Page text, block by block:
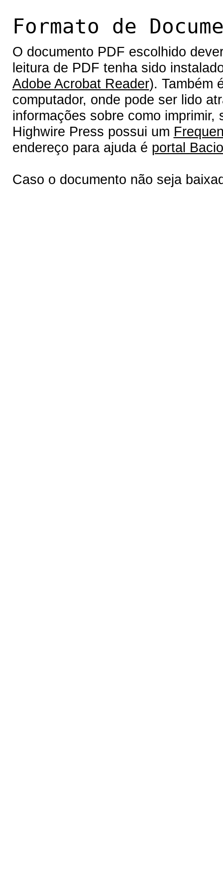
Formato de
O documento PDF escolhido
leitura de PDF tenha sido
Adobe Acrobat Reader). Também
computador, onde pode ser lido
informações sobre como
Highwire Press possui um
endereço para ajuda é portal
Caso o documento não seja